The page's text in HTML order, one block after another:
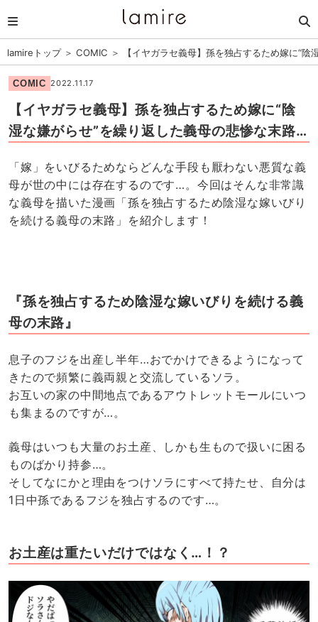
lamireトップ＞ COMIC ＞ 【イヤガラセ義母】孫を独占するため嫁に“
COMIC 2022.11.17
【イヤガラセ義母】孫を独占するため嫁に“陰
湿な嫌がらせ”を繰り返した義母の悲惨な末路…
「嫁」をいびるためならどんな手段も厭わない悪質な義
母が世の中には存在するのです…。今回はそんな非常識
な義母を描いた漫画「孫を独占するため陰湿な嫁いびり
を続ける義母の末路」を紹介します！
『孫を独占するため陰湿な嫁いびりを続ける義
母の末路』
息子のフジを出産し半年…おでかけできるようになって
きたので頻繁に義両親と交流しているソラ。
お互いの家の中間地点であるアウトレットモールにいつ
も集まるのですが…。
義母はいつも大量のお土産、しかも生もので扱いに困る
ものばかり持参…。
そしてなにかと理由をつけソラにすべて持たせ、自分は
1日中孫であるフジを独占するのです…。
お土産は重たいだけではなく…！？